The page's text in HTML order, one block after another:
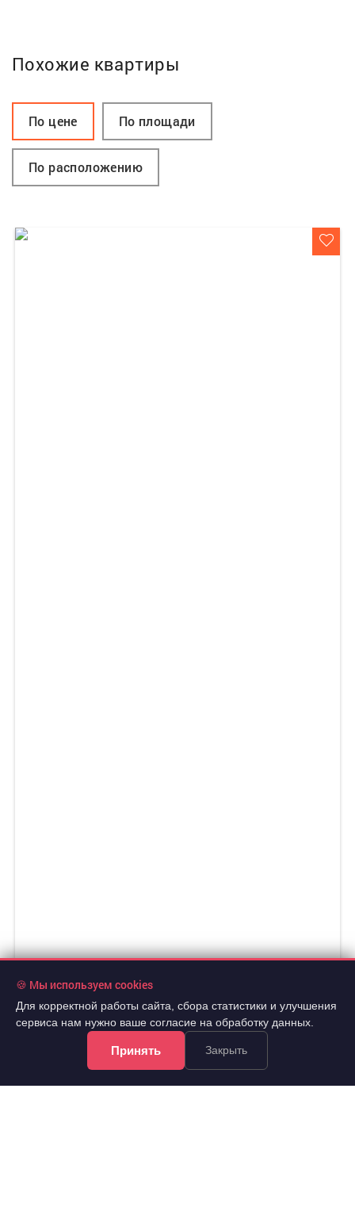
Похожие квартиры
По цене По площади
По расположению
🍪 Мы используем cookies
Для корректной работы сайта, сбора статистики и улучшения
сервиса нам нужно ваше согласие на обработку данных.
Принять Закрыть